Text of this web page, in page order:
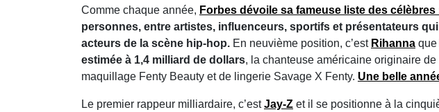
Comme chaque année, Forbes dévoile sa fameuse liste des
personnes, entre artistes, influenceurs, sportifs et présentateurs
acteurs de la scène hip-hop. En neuvième position, c’est Rihanna que
estimée à 1,4 milliard de dollars, la chanteuse américaine originaire de
maquillage Fenty Beauty et de lingerie Savage X Fenty. Une belle
Le premier rappeur milliardaire, c’estJay-Z et il se positionne à la